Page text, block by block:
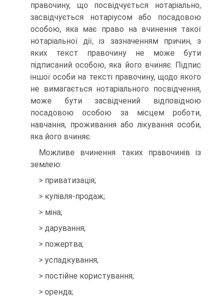
правочину, що посвідчується нотаріально,
засвідчується нотаріусом або посадовою
особою, яка має право на вчинення такої
нотаріальної дії, із зазначенням причин, з
яких текст правочину не може бути
підписаний особою, яка його вчиняє. Підпис
іншої особи на тексті правочину, щодо якого
не вимагається нотаріального посвідчення,
може бути засвідчений відповідною
посадовою особою за місцем роботи,
навчання, проживання або лікування особи,
яка його вчиняє.
Можливе вчинення таких правочинів із
землею:
> приватизація;
> купівля-продаж;
> міна;
> дарування;
> пожертва;
> успадкування;
> постійне користування;
> оренда;